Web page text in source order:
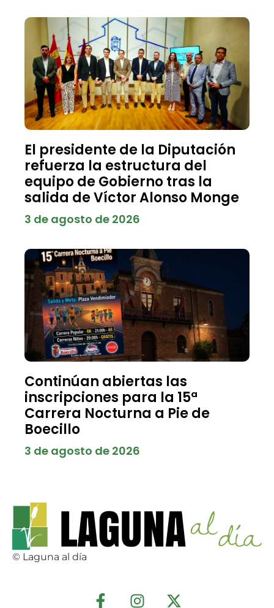
El presidente de la Diputación
refuerza la estructura del
equipo de Gobierno tras la
salida de Víctor Alonso Monge
3 de agosto de 2026
Continúan abiertas las
inscripciones para la 15ª
Carrera Nocturna a Pie de
Boecillo
3 de agosto de 2026
© Laguna al día